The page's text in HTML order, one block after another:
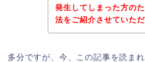
発生してしまった方の
法をご紹介させていただ
多分ですが、今、この記事を読まれ